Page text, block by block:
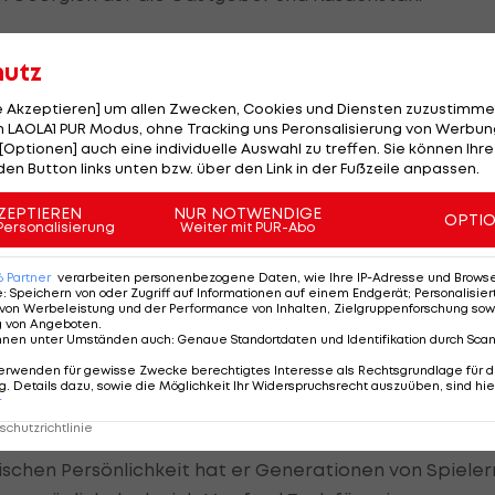
Teamchef sowie als Co-Trainer des Nationalteams,
dem ÖFB von den Nationalteams zurück. Der 61-
U17-EM-Endrunde.
mein berufliches Zuhause und ich werde ihm
Trainer viele junge Spieler auf ihrem Weg
Dafür bin ich sehr dankbar. Jetzt ist für mich der
zu schaffen. Dem ÖFB und allen Wegbegleitern
Durch seinen großen Erfahrungsschatz
Persönlichkeit hat er Generationen von
Akzeptieren] um allen Zwecken, Cookies und Diensten
PUR Modus, ohne Tracking uns Peronsalisierung von
auch eine individuelle Auswahl zu treffen. Sie können
Button links unten bzw. über den Link in der Fußzeile anpassen.
NUR NOTWENDIGE
Weiter mit PUR-Abo
Partner verarbeiten personenbezogene Daten, wie Ihre IP-Adresse und
: Speichern von oder Zugriff auf Informationen auf einem Endgerät;
Werbeleistung und der Performance von Inhalten, Zielgruppenforschung
von Angeboten
unter Umständen auch: Genaue Standortdaten und Identifikation durch
für gewisse Zwecke berechtigtes Interesse als Rechtsgrundlage für
Details dazu, sowie die Möglichkeit Ihr Widerspruchsrecht auszuüben, sind